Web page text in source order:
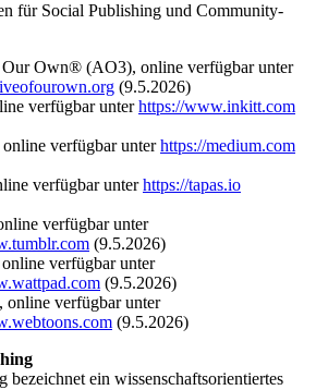
für Social Publishing und Community-
Own® (AO3), online verfügbar unter
(9.5.2026)
verfügbar unterhttps://www.inkitt.com
verfügbar unterhttps://medium.com
verfügbar unterhttps://tapas.io
verfügbar unter
(9.5.2026)
verfügbar unter
(9.5.2026)
online verfügbar unter
(9.5.2026)
bezeichnet ein wissenschaftsorientiertes